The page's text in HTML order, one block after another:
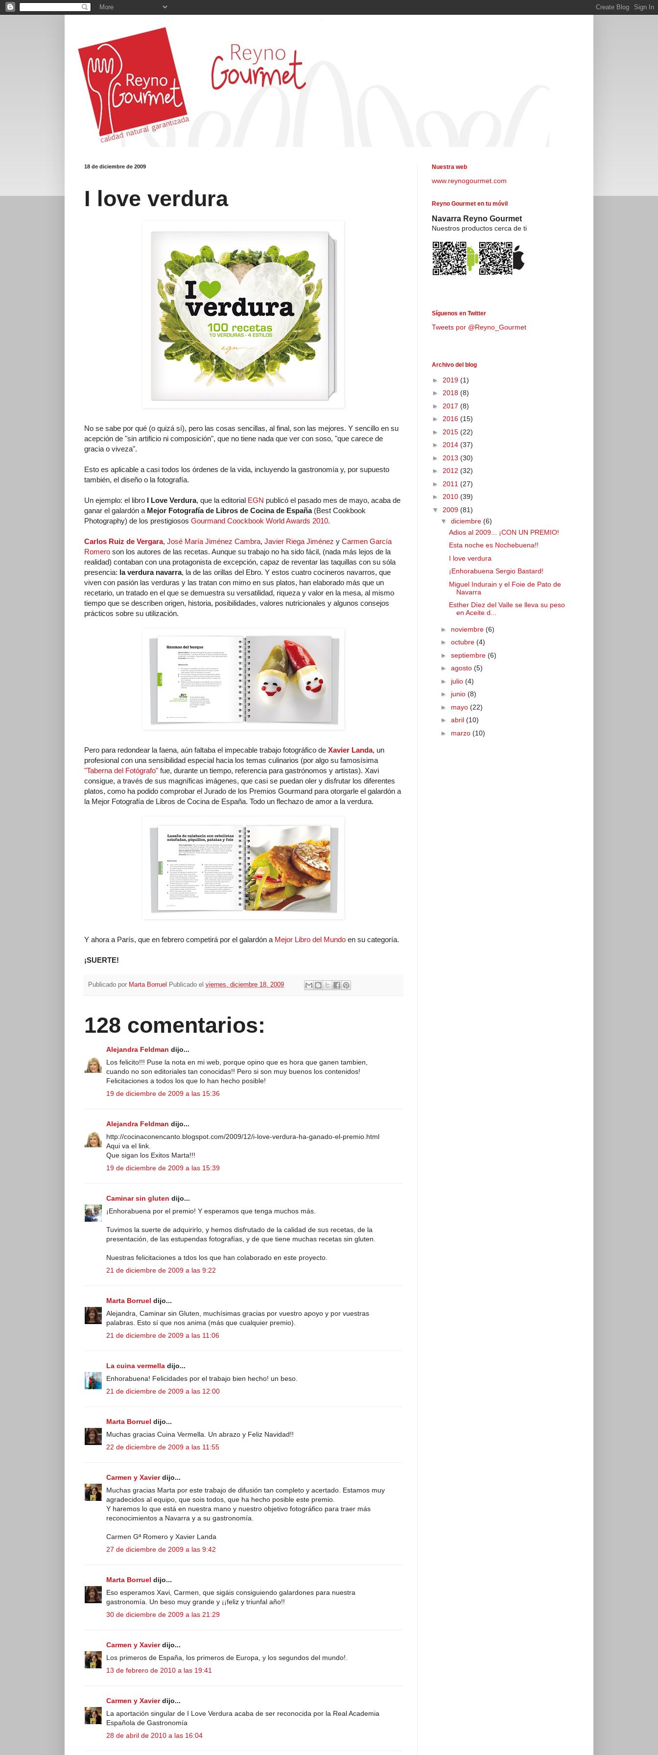
18 de diciembre de 2009
I love verdura
No se sabe por qué (o quizá sí), pero las cosas sencillas, al final, son las mejores. Y sencillo en su
acepción de "sin artificio ni composición", que no tiene nada que ver con soso, "que carece de
gracia o viveza".
Esto es aplicable a casi todos los órdenes de la vida, incluyendo la gastronomía y, por supuesto
también, el diseño o la fotografía.
Un ejemplo: el libro I Love Verdura, que la editorial EGN publicó el pasado mes de mayo, acaba de
ganar el galardón a Mejor Fotografía de Libros de Cocina de España(Best Cookbook
Photography) de los prestigiosos Gourmand Coockbook World Awards 2010.
Carlos Ruiz de Vergara, José María Jiménez Cambra, Javier Riega Jiménez y Carmen García
Romero son los autores de las recetas. Aunque su trabajo no ha sido fácil, (nada más lejos de la
realidad) contaban con una protagonista de excepción, capaz de reventar las taquillas con su sóla
presencia: la verdura navarra, la de las orillas del Ebro. Y estos cuatro cocineros navarros, que
viven con pasión las verduras y las tratan con mimo en sus platos, han elaborado más que un
recetario, un tratado en el que se demuestra su versatilidad, riqueza y valor en la mesa, al mismo
tiempo que se describen origen, historia, posibilidades, valores nutricionales y algunos consejos
prácticos sobre su utilización.
Pero para redondear la faena, aún faltaba el impecable trabajo fotográfico de Xavier Landa, un
profesional con una sensibilidad especial hacia los temas culinarios (por algo su famosísima
"Taberna del Fotógrafo" fue, durante un tiempo, referencia para gastrónomos y artistas). Xavi
consigue, a través de sus magníficas imágenes, que casi se puedan oler y disfrutar los diferentes
platos, como ha podido comprobar el Jurado de los Premios Gourmand para otorgarle el galardón a
la Mejor Fotografía de Libros de Cocina de España. Todo un flechazo de amor a la verdura.
Y ahora a París, que en febrero competirá por el galardón a Mejor Libro del Mundo en su categoría.
¡SUERTE!
Publicado por Marta Borruel Publicado el viernes, diciembre 18, 2009
128 comentarios:
Alejandra Feldman dijo...
Los felicito!!! Puse la nota en mi web, porque opino que es hora que ganen tambien,
cuando no son editoriales tan conocidas!! Pero si son muy buenos los contenidos!
Felicitaciones a todos los que lo han hecho posible!
19 de diciembre de 2009 a las 15:36
Alejandra Feldman dijo...
http://cocinaconencanto.blogspot.com/2009/12/i-love-verdura-ha-ganado-el-premio.html
Aqui va el link.
Que sigan los Exitos Marta!!!
19 de diciembre de 2009 a las 15:39
Caminar sin gluten dijo...
¡Enhorabuena por el premio! Y esperamos que tenga muchos más.
Tuvimos la suerte de adquirirlo, y hemos disfrutado de la calidad de sus recetas, de la
presentación, de las estupendas fotografías, y de que tiene muchas recetas sin gluten.
Nuestras felicitaciones a tdos los que han colaborado en este proyecto.
21 de diciembre de 2009 a las 9:22
Marta Borruel dijo...
Alejandra, Caminar sin Gluten, muchísimas gracias por vuestro apoyo y por vuestras
palabras. Esto sí que nos anima (más que cualquier premio).
21 de diciembre de 2009 a las 11:06
La cuina vermella dijo...
Enhorabuena! Felicidades por el trabajo bien hecho! un beso.
21 de diciembre de 2009 a las 12:00
Marta Borruel dijo...
Muchas gracias Cuina Vermella. Un abrazo y Feliz Navidad!!
22 de diciembre de 2009 a las 11:55
Carmen y Xavierdijo...
Muchas gracias Marta por este trabajo de difusión tan completo y acertado. Estamos muy
agradecidos al equipo, que sois todos, que ha hecho posible este premio.
Y haremos lo que está en nuestra mano y nuestro objetivo fotográfico para traer más
reconocimientos a Navarra y a su gastronomía.
Carmen Gª Romero y Xavier Landa
27 de diciembre de 2009 a las 9:42
Marta Borruel dijo...
Eso esperamos Xavi, Carmen, que sigáis consiguiendo galardones para nuestra
gastronomía. Un beso muy grande y ¡¡feliz y triunfal año!!
30 de diciembre de 2009 a las 21:29
Carmen y Xavierdijo...
Los primeros de España, los primeros de Europa, y los segundos del mundo!.
13 de febrero de 2010 a las 19:41
Carmen y Xavierdijo...
La aportación singular de I Love Verdura acaba de ser reconocida por la Real Academia
Española de Gastronomía
28 de abril de 2010 a las 16:04
Nuestra web
www.reynogourmet.com
Reyno Gourmet en tu móvil
Navarra Reyno Gourmet
Nuestros productos cerca de ti
Síguenos en Twitter
Tweets por @Reyno_Gourmet
Archivo del blog
► 2019 (1)
► 2018 (8)
► 2017 (8)
► 2016 (15)
► 2015 (22)
► 2014 (37)
► 2013 (30)
► 2012 (32)
► 2011 (27)
► 2010 (39)
▼ 2009 (81)
▼ diciembre (6)
Adios al 2009... ¡CON UN PREMIO!
Esta noche es Nochebuena!!
I love verdura
¡Enhorabuena Sergio Bastard!
Miguel Indurain y el Foie de Pato de
Navarra
Esther Díez del Valle se lleva su peso
en Aceite d...
► noviembre (6)
► octubre (4)
► septiembre (6)
► agosto (5)
► julio (4)
► junio (8)
► mayo (22)
► abril (10)
► marzo (10)